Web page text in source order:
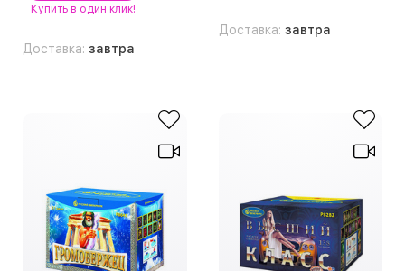
Купить в один клик!
Доставка: завтра
Доставка: завтра